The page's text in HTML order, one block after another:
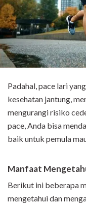
Padahal, pace lari
kesehatan jantung,
mengurangi risiko
pace, Anda bisa
baik untuk pemula
Manfaat
Berikut ini beberapa
mengetahui dan